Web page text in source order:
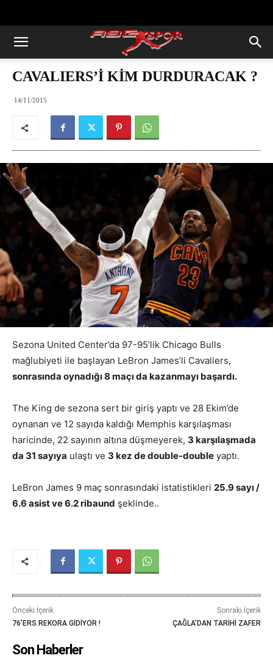
CAVALIERS’İ KİM DURDURACAK ?
14/11/2015
Sezona United Center’da 97-95’lik Chicago Bulls
mağlubiyeti ile başlayan LeBron James’li Cavaliers,
sonrasında oynadığı 8 maçı da kazanmayı başardı.
The King de sezona sert bir giriş yaptı ve 28 Ekim’de
oynanan ve 12 sayıda kaldığı Memphis karşılaşması
haricinde, 22 sayının altına düşmeyerek, 3 karşılaşmada
da 31 sayıya ulaştı ve 3 kez de double-double yaptı.
LeBron James 9 maç sonrasındaki istatistikleri 25.9 sayı /
6.6 asist ve 6.2 ribaund şeklinde..
Önceki İçerik
76’ERS REKORA GİDİYOR !
Sonraki İçerik
ÇAĞLA’DAN TARİHİ ZAFER
Son Haberler